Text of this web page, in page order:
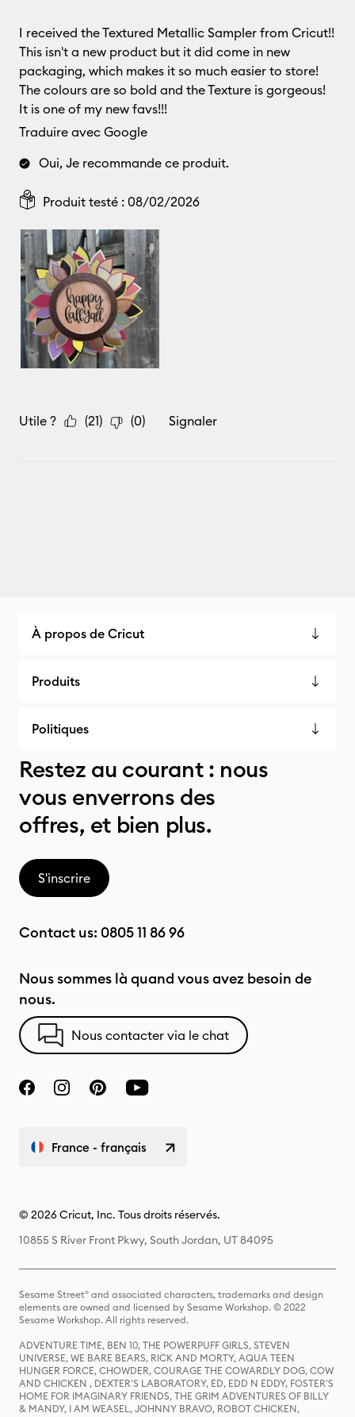
À propos de Cricut
Produits
Politiques
Restez au courant : nous
vous enverrons des
offres, et bien plus.
S'inscrire
Contact us: 0805 11 86 96
Nous sommes là quand vous avez besoin de
nous.
Nous contacter via le chat
France - français
© 2026 Cricut, Inc. Tous droits réservés.
10855 S River Front Pkwy, South Jordan, UT 84095
Sesame Street® and associated characters, trademarks and design
elements are owned and licensed by Sesame Workshop. © 2022
Sesame Workshop. All rights reserved.
ADVENTURE TIME, BEN 10, THE POWERPUFF GIRLS, STEVEN
UNIVERSE, WE BARE BEARS, RICK AND MORTY, AQUA TEEN
HUNGER FORCE, CHOWDER, COURAGE THE COWARDLY DOG, COW
AND CHICKEN , DEXTER'S LABORATORY, ED, EDD N EDDY, FOSTER'S
HOME FOR IMAGINARY FRIENDS, THE GRIM ADVENTURES OF BILLY
& MANDY, I AM WEASEL, JOHNNY BRAVO, ROBOT CHICKEN,